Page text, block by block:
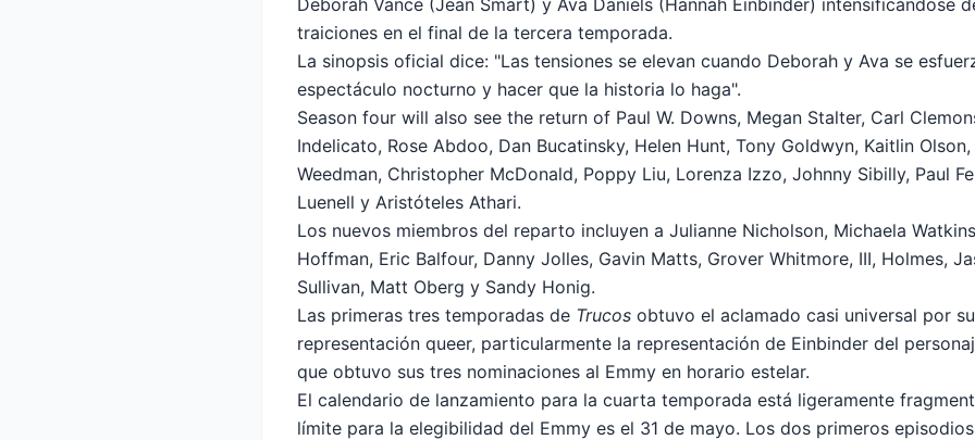
Deborah Vance (Jean Smart) y Ava Daniels (Hannah Einbinder) intensificándose
traiciones en el final de la tercera temporada.
La sinopsis oficial dice: "Las tensiones se elevan cuando Deborah y Ava se
espectáculo nocturno y hacer que la historia lo haga".
Season four will also see the return of Paul W. Downs, Megan Stalter, Carl
Indelicato, Rose Abdoo, Dan Bucatinsky, Helen Hunt, Tony Goldwyn, Kaitlin
Weedman, Christopher McDonald, Poppy Liu, Lorenza Izzo, Johnny Sibilly, Paul
Luenell y Aristóteles Athari.
Los nuevos miembros del reparto incluyen a Julianne Nicholson, Michaela
Hoffman, Eric Balfour, Danny Jolles, Gavin Matts, Grover Whitmore, III, Holmes,
Sullivan, Matt Oberg y Sandy Honig.
Las primeras tres temporadas de Trucos obtuvo el aclamado casi universal por
representación queer, particularmente la representación de Einbinder del
que obtuvo sus tres nominaciones al Emmy en horario estelar.
El calendario de lanzamiento para la cuarta temporada está ligeramente
límite para la elegibilidad del Emmy es el 31 de mayo. Los dos primeros